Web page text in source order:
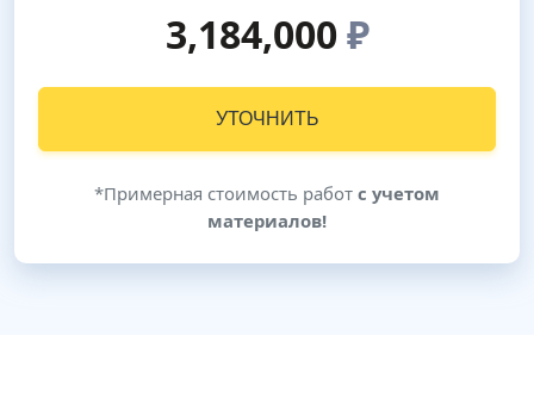
3,184,000₽
УТОЧНИТЬ
*Примерная стоимость работ с учетом
материалов!